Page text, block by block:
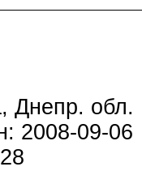
Днепр. обл.
2008-09-06